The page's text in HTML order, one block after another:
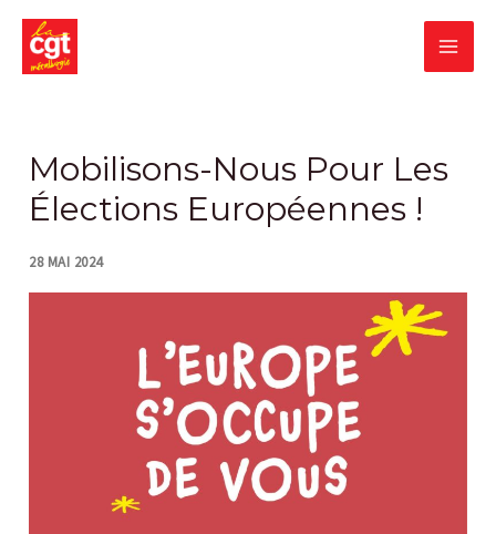
content
Mobilisons-Nous Pour Les
Élections Européennes !
28 MAI 2024